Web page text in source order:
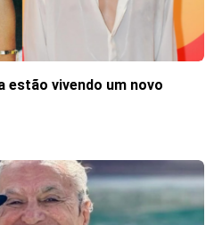
estão vivendo um novo